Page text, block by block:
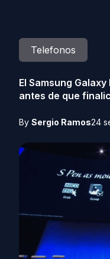
Telefonos
El Samsung
antes de que
By Sergio Ramos24